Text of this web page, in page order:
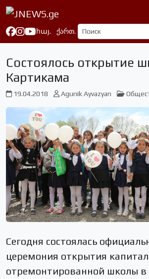
հայ. ქართ.
Состоялось открытие
Картикама
19.04.2018 Agunik Ayvazyan
Сегодня состоялась
церемония открытия
отремонтированной школы в